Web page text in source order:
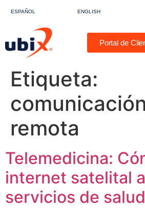
ESPAÑOL ENGLISH
Portal de
Etiqueta:
comunicación
remota
Telemedicina:
internet satelital
servicios de salud